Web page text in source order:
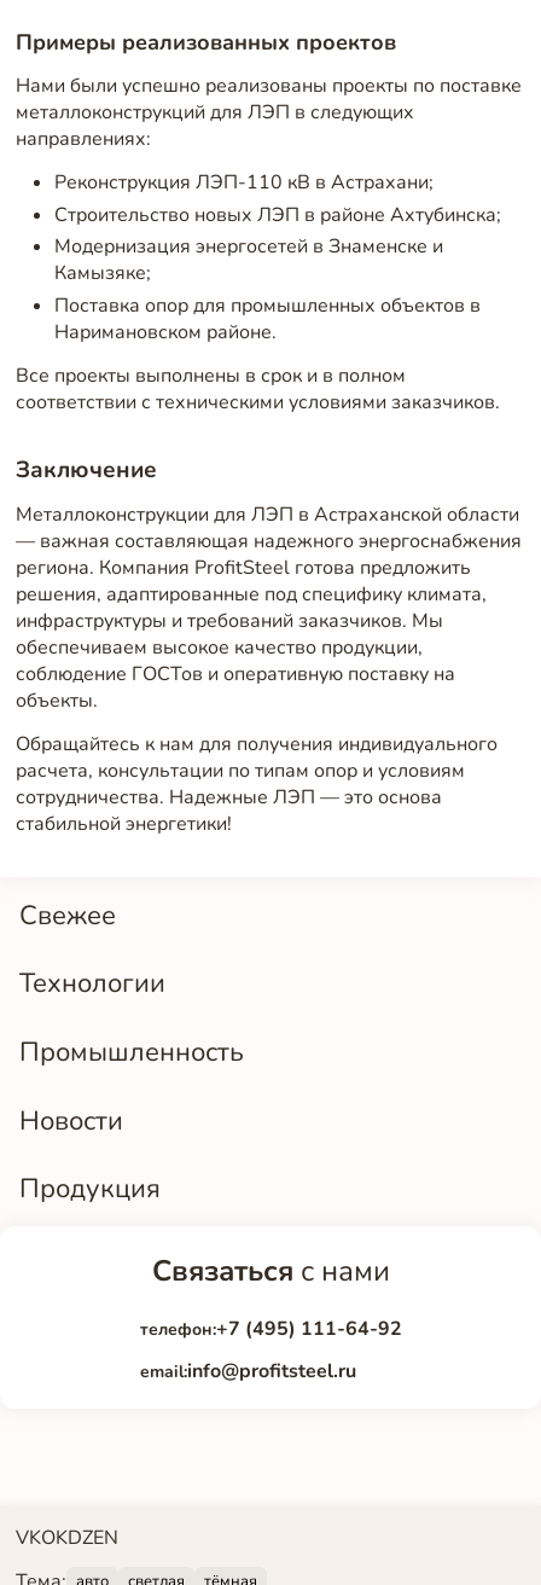
Свежее
Технологии
Промышленность
Новости
Продукция
Примеры реализованных проектов
Нами были успешно реализованы проекты по поставке
металлоконструкций для ЛЭП в следующих
направлениях:
Реконструкция ЛЭП-110 кВ в Астрахани;
Строительство новых ЛЭП в районе Ахтубинска;
Модернизация энергосетей в Знаменске и
Камызяке;
Поставка опор для промышленных объектов в
Наримановском районе.
Все проекты выполнены в срок и в полном
соответствии с техническими условиями заказчиков.
Заключение
Металлоконструкции для ЛЭП в Астраханской области
— важная составляющая надежного энергоснабжения
региона. Компания ProfitSteel готова предложить
решения, адаптированные под специфику климата,
инфраструктуры и требований заказчиков. Мы
обеспечиваем высокое качество продукции,
соблюдение ГОСТов и оперативную поставку на
объекты.
Обращайтесь к нам для получения индивидуального
расчета, консультации по типам опор и условиям
сотрудничества. Надежные ЛЭП — это основа
стабильной энергетики!
Связаться с нами
телефон:+7 (495) 111-64-92
email:info@profitsteel.ru
VKOKDZEN